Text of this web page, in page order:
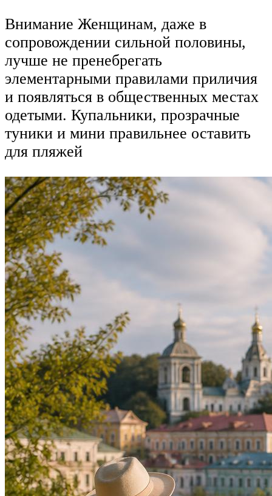
Внимание Женщинам, даже в
сопровождении сильной половины,
лучше не пренебрегать
элементарными правилами приличия
и появляться в общественных местах
одетыми. Купальники, прозрачные
туники и мини правильнее оставить
для пляжей